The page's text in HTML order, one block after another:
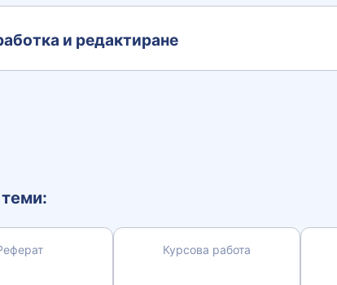
и редактиране
Курсова работа